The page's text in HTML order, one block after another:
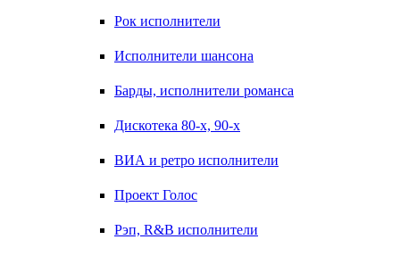
Рок исполнители
Исполнители шансона
Барды, исполнители романса
Дискотека 80-х, 90-х
ВИА и ретро исполнители
Проект Голос
Рэп, R&B исполнители